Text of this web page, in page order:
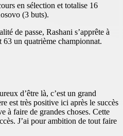
en sélection et totalise 16
(3 buts).
de passe, Rashani s’apprête à
un quatrième championnat.
d’être là, c’est un grand
est très positive ici après le succès
à faire de grandes choses. Cette
J’ai pour ambition de tout faire